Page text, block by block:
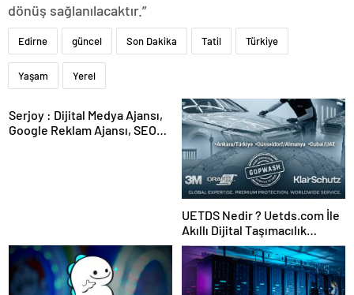
dönüş sağlanılacaktır.”
Edirne güncel Son Dakika Tatil Türkiye
Yaşam Yerel
Serjoy : Dijital Medya Ajansı,
Google Reklam Ajansı, SEO
UETDS Nedir ? Uetds.com İle
Akıllı Dijital Taşımacılık
Yazılımı